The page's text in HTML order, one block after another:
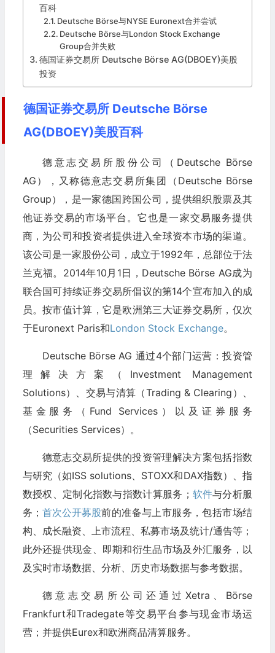
百科
Deutsche Börse与NYSE Euronext合并尝试
Deutsche Börse与London Stock Exchange
Group合并失败
德国证券交易所 Deutsche Börse AG(DBOEY)美股
投资
德国证券交易所 Deutsche Börse
AG(DBOEY)美股百科
德意志交易所股份公司（Deutsche Börse
AG），又称德意志交易所集团（Deutsche Börse
Group），是一家德国跨国公司，提供组织股票及其
他证券交易的市场平台。它也是一家交易服务提供
商，为公司和投资者提供进入全球资本市场的渠道。
该公司是一家股份公司，成立于1992年，总部位于法
兰克福。2014年10月1日，Deutsche Börse AG成为
联合国可持续证券交易所倡议的第14个宣布加入的成
员。按市值计算，它是欧洲第三大证券交易所，仅次
于Euronext Paris和London Stock Exchange。
Deutsche Börse AG 通过4个部门运营：投资管
理解决方案（Investment Management
Solutions）、交易与清算（Trading & Clearing）、
基金服务（Fund Services）以及证券服务
（Securities Services）。
德意志交易所提供的投资管理解决方案包括指数
与研究（如ISS solutions、STOXX和DAX指数）、指
数授权、定制化指数与指数计算服务； 软件与分析服
务； 首次公开募股前的准备与上市服务，包括市场结
构、成长融资、上市流程、私募市场及统计/通告等；
此外还提供现金、即期和衍生品市场及外汇服务，以
及实时市场数据、分析、历史市场数据与参考数据。
德意志交易所公司还通过Xetra、Börse
Frankfurt和Tradegate等交易平台参与现金市场运
营；并提供Eurex和欧洲商品清算服务。